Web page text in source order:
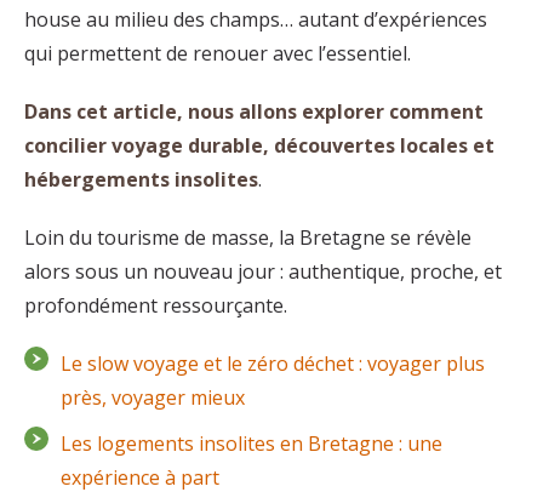
house au milieu des champs… autant d’expériences
qui permettent de renouer avec l’essentiel.
Dans cet article, nous allons explorer comment
concilier voyage durable, découvertes locales et
hébergements insolites.
Loin du tourisme de masse, la Bretagne se révèle
alors sous un nouveau jour : authentique, proche, et
profondément ressourçante.
Le slow voyage et le zéro déchet : voyager plus
près, voyager mieux
Les logements insolites en Bretagne : une
expérience à part